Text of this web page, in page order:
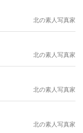
北の素人写真家
北の素人写真家
北の素人写真家
北の素人写真家